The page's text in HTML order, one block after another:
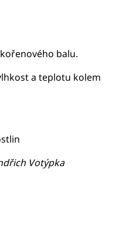
balu.
a teplotu kolem
Votýpka